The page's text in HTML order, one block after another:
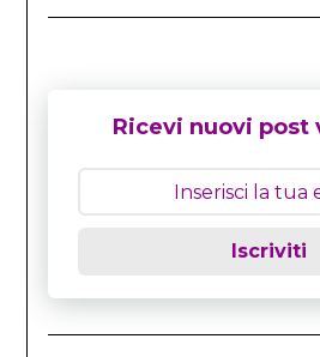
Ricevi nuovi post
Iscriviti